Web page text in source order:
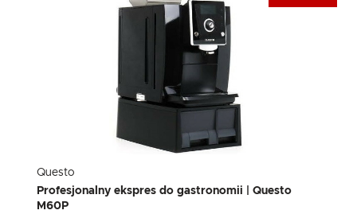
Questo
Profesjonalny ekspres do gastronomii | Questo
M60P